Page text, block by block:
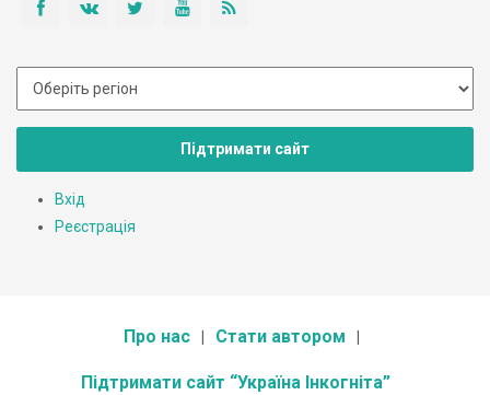
Підтримати сайт
Вхід
Реєстрація
Про нас Стати автором
Підтримати сайт “Україна Інкогніта”